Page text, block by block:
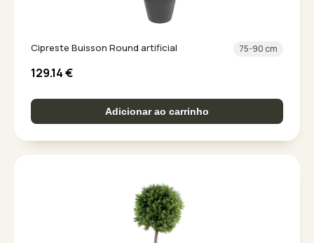
Cipreste Buisson Round artificial 75-90 cm
129.14€
Adicionar ao carrinho